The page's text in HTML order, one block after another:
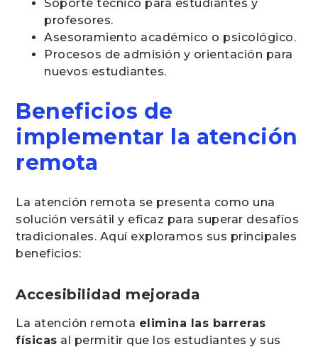
Soporte técnico para estudiantes y
profesores.
Asesoramiento académico o psicológico.
Procesos de admisión y orientación para
nuevos estudiantes.
Beneficios de
implementar la atención
remota
La atención remota se presenta como una
solución versátil y eficaz para superar desafíos
tradicionales. Aquí exploramos sus principales
beneficios:
Accesibilidad mejorada
La atención remota elimina las barreras
físicas al permitir que los estudiantes y sus